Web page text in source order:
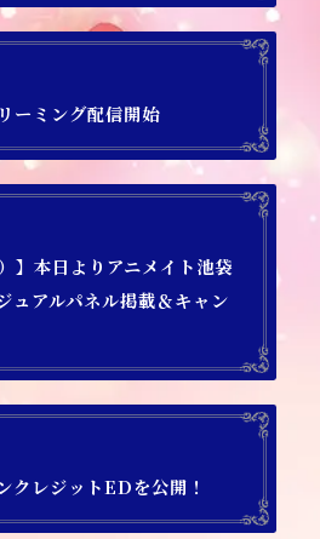
ーミング配信開始
】本日よりアニメイト池袋
ュアルパネル掲載＆キャン
クレジットEDを公開！